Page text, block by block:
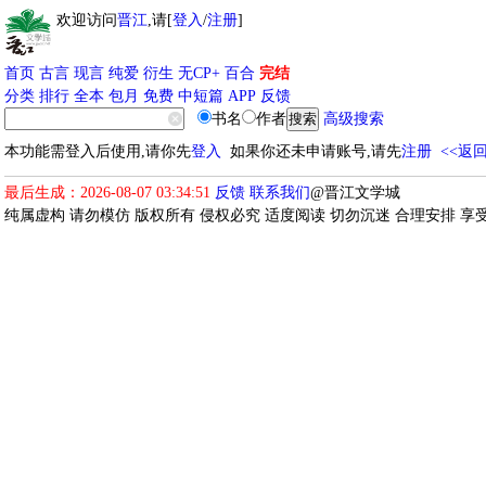
欢迎访问晋江,请[登入/注册]
首页 古言 现言 纯爱 衍生 无CP+ 百合 完结
分类 排行 全本 包月 免费 中短篇 APP 反馈
书名
作者
高级搜索
本功能需登入后使用,请你先登入 如果你还未申请账号,请先注册 <<返回
最后生成：2026-08-07 03:34:51 反馈 联系我们@晋江文学城
纯属虚构 请勿模仿 版权所有 侵权必究 适度阅读 切勿沉迷 合理安排 享